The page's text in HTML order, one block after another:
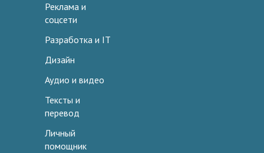
Реклама и
соцсети
Разработка и IT
Дизайн
Аудио и видео
Тексты и
перевод
Личный
помощник